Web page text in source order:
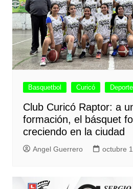
Basquetbol Curicó
Club Curicó Raptor: a
formación, el básquet
creciendo en la ciudad
Angel Guerrero octubre